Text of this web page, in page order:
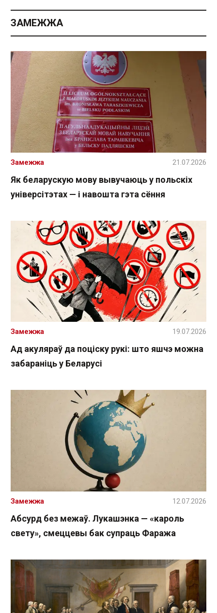
ЗАМЕЖЖА
Як беларускую мову вывучаюць у польскіх
універсітэтах — і навошта гэта сёння
Замежжа 21.07.2026
Ад акуляраў да поціску рукі: што яшчэ можна
забараніць у Беларусі
Замежжа 19.07.2026
Абсурд без межаў. Лукашэнка — «кароль
свету», смеццевы бак супраць Фаража
Замежжа 12.07.2026